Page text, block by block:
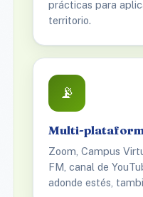
prácticas para
territorio.
📡
Multi-
Zoom, Campus
FM, canal de
adonde estés,